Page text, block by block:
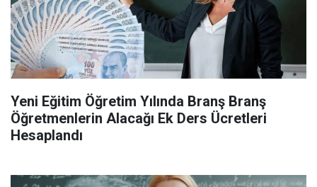
Yeni Eğitim Öğretim Yılında Branş Branş
Öğretmenlerin Alacağı Ek Ders Ücretleri
Hesaplandı